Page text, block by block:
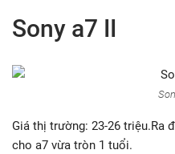
Sony a7 II
Giá thị trường: 23-26 triệu.Ra
cho a7 vừa tròn 1 tuổi.